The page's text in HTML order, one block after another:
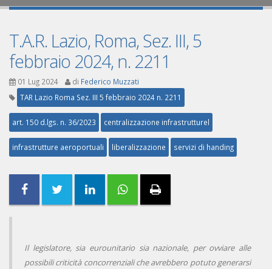
T.A.R. Lazio, Roma, Sez. III, 5
febbraio 2024, n. 2211
01 Lug 2024 di Federico Muzzati
TAR Lazio Roma Sez. III 5 febbraio 2024 n. 2211
art. 150 d.lgs. n. 36/2023 centralizzazione infrastrutturel
infrastrutture aeroportuali liberalizzazione servizi di handing
Il legislatore, sia eurounitario sia nazionale, per ovviare alle
possibili criticità concorrenziali che avrebbero potuto generarsi